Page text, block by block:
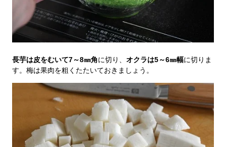
長芋は皮をむいて7～8㎜角に切り、 オクラは5～6㎜幅に切りま
す。梅は果肉を粗くたたいておきましょう。